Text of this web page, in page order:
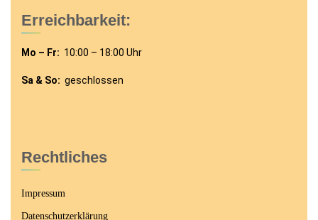
Erreichbarkeit:
Mo – Fr: 10:00 – 18:00 Uhr
Sa & So: geschlossen
Rechtliches
Impressum
Datenschutzerklärung